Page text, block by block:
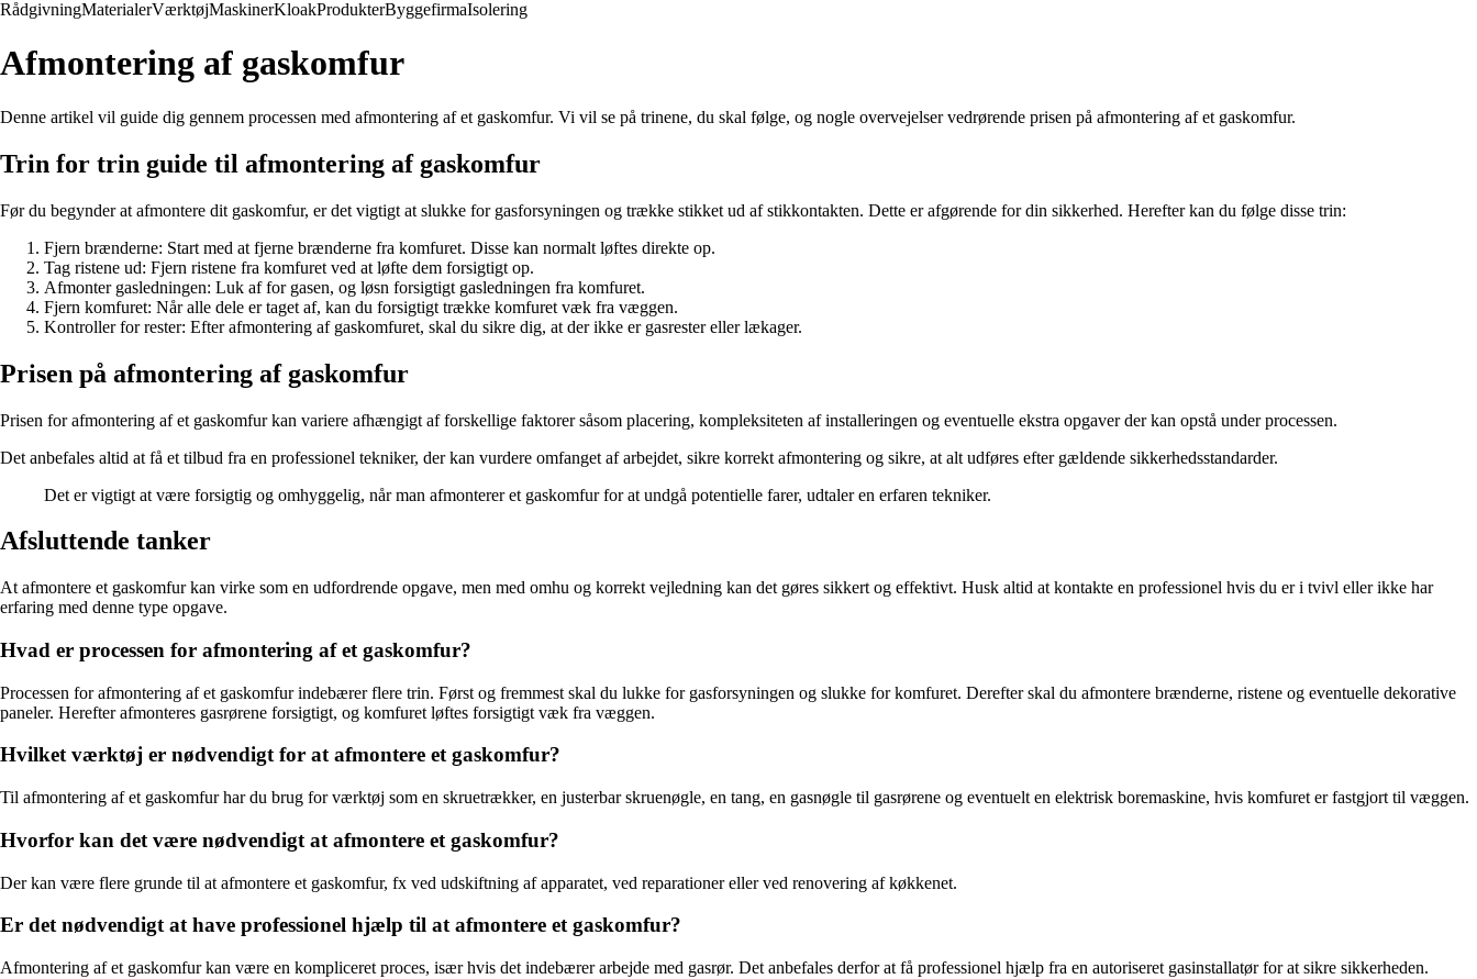
RådgivningMaterialerVærktøjMaskinerKloakProdukterByggefirmaIsolering
Afmontering af gaskomfur
Denne artikel vil guide dig gennem processen med afmontering af et gaskomfur. Vi vil se på trinene, du skal følge, og nogle overvejelser vedrørende prisen på afmontering af et gaskomfur.
Trin for trin guide til afmontering af gaskomfur
Før du begynder at afmontere dit gaskomfur, er det vigtigt at slukke for gasforsyningen og trække stikket ud af stikkontakten. Dette er afgørende for din sikkerhed. Herefter kan du følge disse trin:
Fjern brænderne: Start med at fjerne brænderne fra komfuret. Disse kan normalt løftes direkte op.
Tag ristene ud: Fjern ristene fra komfuret ved at løfte dem forsigtigt op.
Afmonter gasledningen: Luk af for gasen, og løsn forsigtigt gasledningen fra komfuret.
Fjern komfuret: Når alle dele er taget af, kan du forsigtigt trække komfuret væk fra væggen.
Kontroller for rester: Efter afmontering af gaskomfuret, skal du sikre dig, at der ikke er gasrester eller lækager.
Prisen på afmontering af gaskomfur
Prisen for afmontering af et gaskomfur kan variere afhængigt af forskellige faktorer såsom placering, kompleksiteten af installeringen og eventuelle ekstra opgaver der kan opstå under processen.
Det anbefales altid at få et tilbud fra en professionel tekniker, der kan vurdere omfanget af arbejdet, sikre korrekt afmontering og sikre, at alt udføres efter gældende sikkerhedsstandarder.
Det er vigtigt at være forsigtig og omhyggelig, når man afmonterer et gaskomfur for at undgå potentielle farer, udtaler en erfaren tekniker.
Afsluttende tanker
At afmontere et gaskomfur kan virke som en udfordrende opgave, men med omhu og korrekt vejledning kan det gøres sikkert og effektivt. Husk altid at kontakte en professionel hvis du er i tvivl eller ikke har
erfaring med denne type opgave.
Hvad er processen for afmontering af et gaskomfur?
Processen for afmontering af et gaskomfur indebærer flere trin. Først og fremmest skal du lukke for gasforsyningen og slukke for komfuret. Derefter skal du afmontere brænderne, ristene og eventuelle dekorative
paneler. Herefter afmonteres gasrørene forsigtigt, og komfuret løftes forsigtigt væk fra væggen.
Hvilket værktøj er nødvendigt for at afmontere et gaskomfur?
Til afmontering af et gaskomfur har du brug for værktøj som en skruetrækker, en justerbar skruenøgle, en tang, en gasnøgle til gasrørene og eventuelt en elektrisk boremaskine, hvis komfuret er fastgjort til væggen.
Hvorfor kan det være nødvendigt at afmontere et gaskomfur?
Der kan være flere grunde til at afmontere et gaskomfur, fx ved udskiftning af apparatet, ved reparationer eller ved renovering af køkkenet.
Er det nødvendigt at have professionel hjælp til at afmontere et gaskomfur?
Afmontering af et gaskomfur kan være en kompliceret proces, især hvis det indebærer arbejde med gasrør. Det anbefales derfor at få professionel hjælp fra en autoriseret gasinstallatør for at sikre sikkerheden.